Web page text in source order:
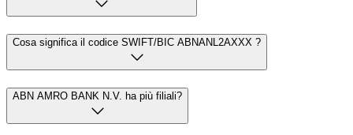
Cosa significa il codice SWIFT/BIC ABNANL2AXXX ?
ABN AMRO BANK N.V. ha più filiali?